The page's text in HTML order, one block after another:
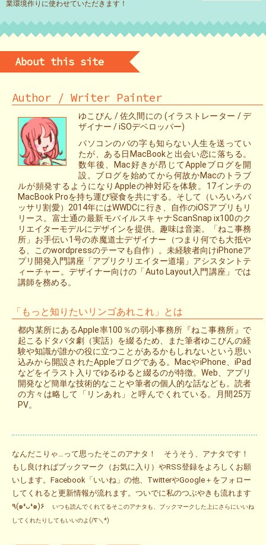
業環境作りに使わせていただきます！
About this site
Author / Writer Painter
ゆこびん / 佐久間にの (イラストレーター / デ
ザイナー / iSOデベロッパー)
パソコンのパの字も知らない人生を送ってい
たが、ある日MacBookと出会い恋に落ちる。
数年後、Mac好きが昂じてAppleブログを開
設。ブログを始めてから何故かMacのトラブ
ルが頻発するようになりAppleの神対応を体験。17インチの
MacBook Proを持ち運び寝食を共にする。そして（いろいろバ
ッサリ割愛）2014年にはWWDCに行き、自作のiOSアプリもリ
リース。富士通の最新モバイルスキャナScanSnap ix100のク
リエイターモデルにデザインを提供。趣味は音楽。「ねこ事務
所」お手伝い1号の赤魔道士デザイナー（つまり何でも大抵や
る、このwordpressのテーマも自作）。未経験者向けiPhoneア
プリ開発入門講座「アプリクリエイター道場」アシスタントテ
ィーチャー。デザイナー向けの「Auto Layout入門講座」では
講師を務める。
「もっと知りたいリンゴあれこれ」とは
都内某所にあるApple率100％の弱小事務所『ねこ事務所』で
起こるドタバタ劇（実話）を綴るため、また筆者ゆこびんの経
験や知識が誰かの役に立つことがあるかもしれないという思い
込みから開設されたAppleブログである。MacやiPhone、iPad
などをイラスト入りでゆるゆると綴るのが特徴。Web、アプリ
開発など簡単な技術的なことや筆者の個人的な話なども。読者
の方々は略して「リンあれ」と呼んでくれている。月間25万
PV。
なんだこりゃ…って思ったそこのアナタ！ そうそう、アナタです！
もし良ければブックマーク（お気に入り）やRSS登録をよろしくお願
いします。Facebook「いいね」の他、TwitterやGoogle＋をフォロー
してくれると更新情報が流れます。ついでに私のつぶやきも流れます
٩(๑❛ᴗ❛๑)۶
いつも読んでくれてるそこのアナタも、ブックマークした上にさらにいいね
してくれたりしてもいいのよ(/∇＼*)